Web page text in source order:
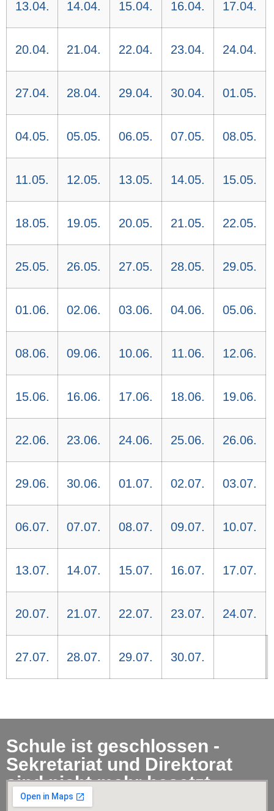
13.04. 14.04. 15.04. 16.04. 17.04.
20.04. 21.04. 22.04. 23.04. 24.04.
27.04. 28.04. 29.04. 30.04. 01.05.
04.05. 05.05. 06.05. 07.05. 08.05.
11.05. 12.05. 13.05. 14.05. 15.05.
18.05. 19.05. 20.05. 21.05. 22.05.
25.05. 26.05. 27.05. 28.05. 29.05.
01.06. 02.06. 03.06. 04.06. 05.06.
08.06. 09.06. 10.06. 11.06. 12.06.
15.06. 16.06. 17.06. 18.06. 19.06.
22.06. 23.06. 24.06. 25.06. 26.06.
29.06. 30.06. 01.07. 02.07. 03.07.
06.07. 07.07. 08.07. 09.07. 10.07.
13.07. 14.07. 15.07. 16.07. 17.07.
20.07. 21.07. 22.07. 23.07. 24.07.
27.07. 28.07. 29.07. 30.07.
Schule ist geschlossen -
Sekretariat und Direktorat
sind nicht mehr besetzt.